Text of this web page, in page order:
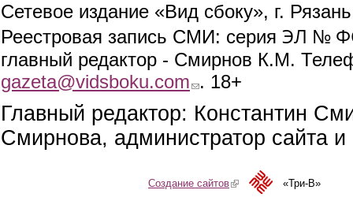
Сетевое издание «Вид сбоку», г.
Реестровая запись СМИ: серия ЭЛ №
главный редактор - Смирнов К.М.
gazeta@vidsboku.com (link sends e-mail)
. 18+
Главный редактор: Константин
Смирнова, администратор сайта
Создание сайтов(link is external)«Три-В»